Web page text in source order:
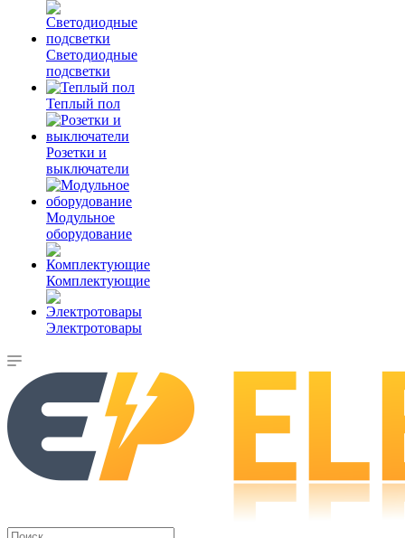
Светодиодные
подсветки
Теплый пол
Розетки и
выключатели
Модульное
оборудование
Комплектующие
Электротовары